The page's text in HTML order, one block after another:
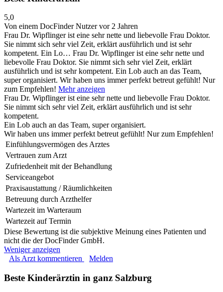
5,0
Von einem DocFinder Nutzervor 2 Jahren
Frau Dr. Wipflinger ist eine sehr nette und liebevolle Frau Doktor.
Sie nimmt sich sehr viel Zeit, erklärt ausführlich und ist sehr
kompetent. Ein Lo… Frau Dr. Wipflinger ist eine sehr nette und
liebevolle Frau Doktor. Sie nimmt sich sehr viel Zeit, erklärt
ausführlich und ist sehr kompetent. Ein Lob auch an das Team,
super organisiert. Wir haben uns immer perfekt betreut gefühlt! Nur
zum Empfehlen! Mehr anzeigen
Frau Dr. Wipflinger ist eine sehr nette und liebevolle Frau Doktor.
Sie nimmt sich sehr viel Zeit, erklärt ausführlich und ist sehr
kompetent.
Ein Lob auch an das Team, super organisiert.
Wir haben uns immer perfekt betreut gefühlt! Nur zum Empfehlen!
Einfühlungsvermögen des Arztes
Vertrauen zum Arzt
Zufriedenheit mit der Behandlung
Serviceangebot
Praxisaustattung / Räumlichkeiten
Betreuung durch Arzthelfer
Wartezeit im Warteraum
Wartezeit auf Termin
Diese Bewertung ist die subjektive Meinung eines Patienten und
nicht die der DocFinder GmbH.
Weniger anzeigen
Als Arzt kommentieren
Melden
Beste Kinderärztin in ganz Salzburg